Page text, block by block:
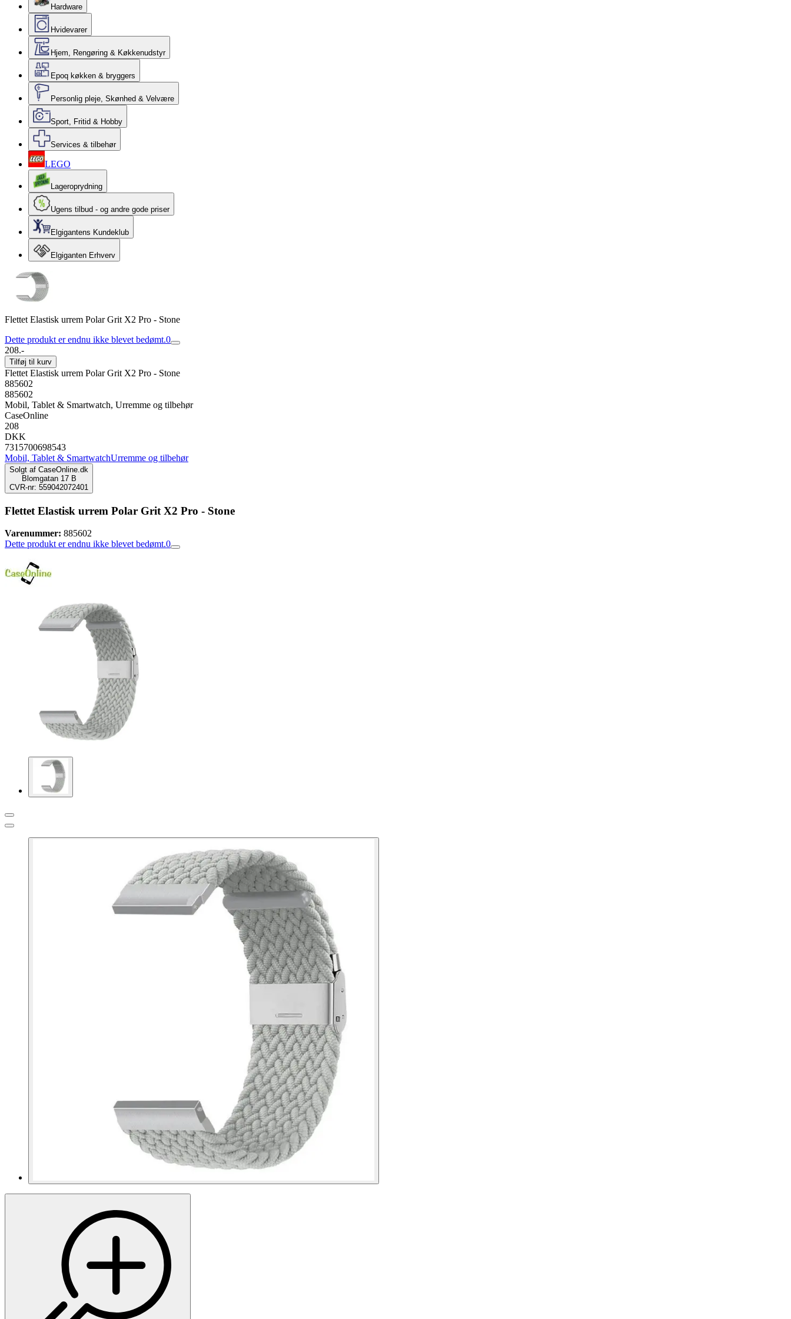
Hardware
Hvidevarer
Hjem, Rengøring & Køkkenudstyr
Epoq køkken & bryggers
Personlig pleje, Skønhed & Velvære
Sport, Fritid & Hobby
Services & tilbehør
LEGO
Lageroprydning
Ugens tilbud - og andre gode priser
Elgigantens Kundeklub
Elgiganten Erhverv
Flettet Elastisk urrem Polar Grit X2 Pro - Stone
Dette produkt er endnu ikke blevet bedømt.0
208.-
Tilføj til kurv
Flettet Elastisk urrem Polar Grit X2 Pro - Stone
885602
885602
Mobil, Tablet & Smartwatch, Urremme og tilbehør
CaseOnline
208
DKK
7315700698543
Mobil, Tablet & SmartwatchUrremme og tilbehør
Solgt af CaseOnline.dk
Blomgatan 17 B
CVR-nr: 559042072401
Flettet Elastisk urrem Polar Grit X2 Pro - Stone
Varenummer: 885602
Dette produkt er endnu ikke blevet bedømt.0